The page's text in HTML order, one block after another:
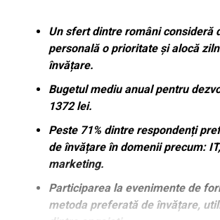
Un sfert dintre români consideră
personală o prioritate și alocă
învățare.
Bugetul mediu anual pentru
1372 lei.
Peste 71% dintre respondenți
de învățare în domenii precum:
marketing.
Participarea la evenimente de
metoda preferată de învățare,